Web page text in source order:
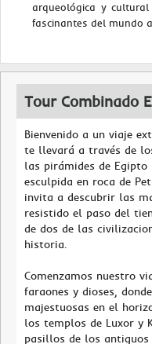
arqueológica y
fascinantes del mundo
Tour Combinado
Bienvenido a un viaje
te llevará a través de
las pirámides de
esculpida en roca de
invita a descubrir las
resistido el paso del
de dos de las
historia.
Comenzamos nuestro
faraones y dioses,
majestuosas en el
los templos de Luxor y
pasillos de los antiguos